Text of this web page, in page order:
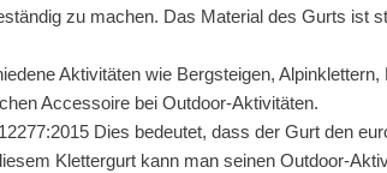
zu machen. Das Material des Gurts ist
Aktivitäten wie Bergsteigen,
Accessoire bei Outdoor-Aktivitäten.
Dies bedeutet, dass der Gurt den
Klettergurt kann man seinen Outdoor-